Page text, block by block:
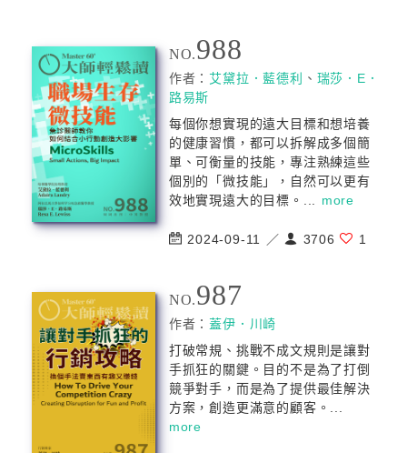
NO.988
作者：艾黛拉．藍德利 、 瑞莎．E．
路易斯
每個你想實現的遠大目標和想培養
的健康習慣，都可以拆解成多個簡
單、可衡量的技能，專注熟練這些
個別的「微技能」，自然可以更有
效地實現遠大的目標。... more
2024-09-11 ／ 3706 1
NO.987
作者：蓋伊．川崎
打破常規、挑戰不成文規則是讓對
手抓狂的關鍵。目的不是為了打倒
競爭對手，而是為了提供最佳解決
方案，創造更滿意的顧客。...
more